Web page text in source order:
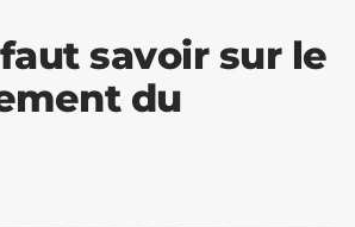
faut savoir sur le
du